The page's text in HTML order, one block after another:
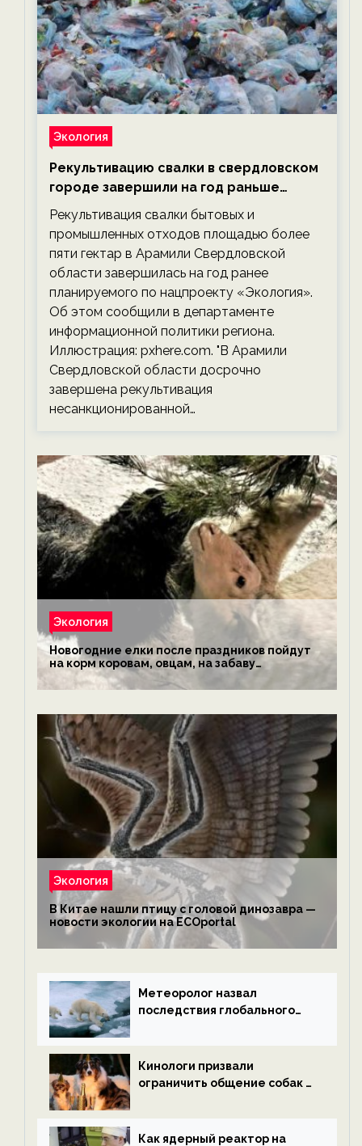
Экология
Рекультивацию свалки в свердловском
городе завершили на год раньше
планируемого срока — новости
экологии на ECOportal
Рекультивация свалки бытовых и
промышленных отходов площадью более
пяти гектар в Арамили Свердловской
области завершилась на год ранее
планируемого по нацпроекту «Экология».
Об этом сообщили в департаменте
информационной политики региона.
Иллюстрация: pxhere.com. "В Арамили
Свердловской области досрочно
завершена рекультивация
несанкционированной…
Экология
Новогодние елки после праздников пойдут
на корм коровам, овцам, на забаву
обезьянам, львам и леопардам — новости
экологии на ECOportal
Экология
В Китае нашли птицу с головой динозавра —
новости экологии на ECOportal
Метеоролог назвал
последствия глобального
ECOportal
Кинологи призвали
ограничить общение собак с
ECOportal
Как ядерный реактор на